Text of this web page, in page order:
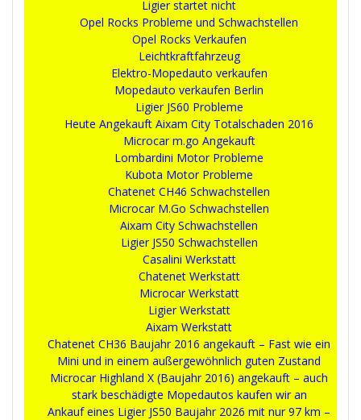
Ligier startet nicht
Opel Rocks Probleme und Schwachstellen
Opel Rocks Verkaufen
Leichtkraftfahrzeug
Elektro-Mopedauto verkaufen
Mopedauto verkaufen Berlin
Ligier JS60 Probleme
Heute Angekauft Aixam City Totalschaden 2016
Microcar m.go Angekauft
Lombardini Motor Probleme
Kubota Motor Probleme
Chatenet CH46 Schwachstellen
Microcar M.Go Schwachstellen
Aixam City Schwachstellen
Ligier JS50 Schwachstellen
Casalini Werkstatt
Chatenet Werkstatt
Microcar Werkstatt
Ligier Werkstatt
Aixam Werkstatt
Chatenet CH36 Baujahr 2016 angekauft – Fast wie ein
Mini und in einem außergewöhnlich guten Zustand
Microcar Highland X (Baujahr 2016) angekauft – auch
stark beschädigte Mopedautos kaufen wir an
Ankauf eines Ligier JS50 Baujahr 2026 mit nur 97 km –